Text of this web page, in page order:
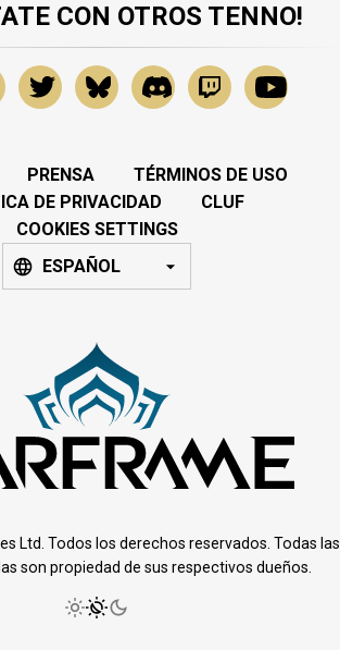
CON OTROS TENNO!
PRENSA
TÉRMINOS DE USO
DE PRIVACIDAD
CLUF
COOKIES SETTINGS
ESPAÑOL
Ltd. Todos los derechos reservados. Todas las
son propiedad de sus respectivos dueños.